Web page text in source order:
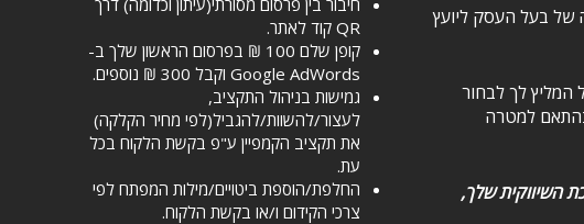
חיבור בין פרסום מסורתי(עיתון וכדומה) דרך
QR קוד לאתר.
קופן שלם 100 ₪ בפרסום הראשון שלך ב-
Google AdWords וקבל 300 ₪ נוספים.
גמישות בניהול התקציב,
לעצור/להשוות/להגביל(לפי מחיר הקלקה)
את תקציב הקמפיין ע"פ בקשת הלקוח בכל
עת.
החלפת/הוספת ביטויים/מילות המפתח לפי
צרכי הקידום ו/או בקשת הלקוח.
של בעל העסק ליועץ
המליץ לך לבחור
בהתאם למטרה
השיווקית שלך,